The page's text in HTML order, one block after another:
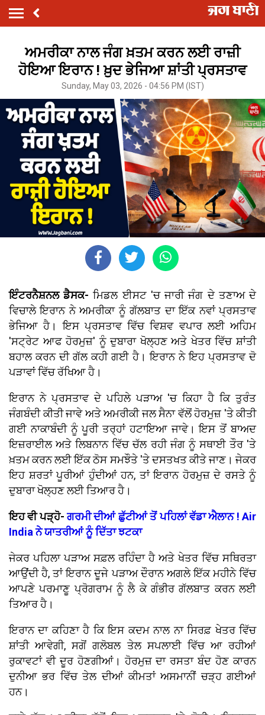
ਅਮਰੀਕਾ ਨਾਲ ਜੰਗ ਖ਼ਤਮ ਕਰਨ ਲਈ ਰਾਜ਼ੀ
ਹੋਇਆ ਇਰਾਨ ! ਖ਼ੁਦ ਭੇਜਿਆ ਸ਼ਾਂਤੀ ਪ੍ਰਸਤਾਵ
Sunday, May 03, 2026 - 04:56 PM (IST)
ਇੰਟਰਨੈਸ਼ਨਲ ਡੈਸਕ-ਮਿਡਲ ਈਸਟ 'ਚ ਜਾਰੀ ਜੰਗ ਦੇ ਤਣਾਅ ਦੇ
ਵਿਚਾਲੇ ਇਰਾਨ ਨੇ ਅਮਰੀਕਾ ਨੂੰ ਗੱਲਬਾਤ ਦਾ ਇੱਕ ਨਵਾਂ ਪ੍ਰਸਤਾਵ
ਭੇਜਿਆ ਹੈ। ਇਸ ਪ੍ਰਸਤਾਵ ਵਿੱਚ ਵਿਸ਼ਵ ਵਪਾਰ ਲਈ ਅਹਿਮ
'ਸਟ੍ਰੇਟ ਆਫ ਹੋਰਮੁਜ਼' ਨੂੰ ਦੁਬਾਰਾ ਖੋਲ੍ਹਣ ਅਤੇ ਖੇਤਰ ਵਿੱਚ ਸ਼ਾਂਤੀ
ਬਹਾਲ ਕਰਨ ਦੀ ਗੱਲ ਕਹੀ ਗਈ ਹੈ। ਇਰਾਨ ਨੇ ਇਹ ਪ੍ਰਸਤਾਵ ਦੋ
ਪੜਾਵਾਂ ਵਿੱਚ ਰੱਖਿਆ ਹੈ।
ਇਰਾਨ ਨੇ ਪ੍ਰਸਤਾਵ ਦੇ ਪਹਿਲੇ ਪੜਾਅ 'ਚ ਕਿਹਾ ਹੈ ਕਿ ਤੁਰੰਤ
ਜੰਗਬੰਦੀ ਕੀਤੀ ਜਾਵੇ ਅਤੇ ਅਮਰੀਕੀ ਜਲ ਸੈਨਾ ਵੱਲੋਂ ਹੋਰਮੁਜ਼ 'ਤੇ ਕੀਤੀ
ਗਈ ਨਾਕਾਬੰਦੀ ਨੂੰ ਪੂਰੀ ਤਰ੍ਹਾਂ ਹਟਾਇਆ ਜਾਵੇ। ਇਸ ਤੋਂ ਬਾਅਦ
ਇਜ਼ਰਾਈਲ ਅਤੇ ਲਿਬਨਾਨ ਵਿੱਚ ਚੱਲ ਰਹੀ ਜੰਗ ਨੂੰ ਸਥਾਈ ਤੌਰ 'ਤੇ
ਖ਼ਤਮ ਕਰਨ ਲਈ ਇੱਕ ਠੋਸ ਸਮਝੌਤੇ 'ਤੇ ਦਸਤਖਤ ਕੀਤੇ ਜਾਣ। ਜੇਕਰ
ਇਹ ਸ਼ਰਤਾਂ ਪੂਰੀਆਂ ਹੁੰਦੀਆਂ ਹਨ, ਤਾਂ ਇਰਾਨ ਹੋਰਮੁਜ਼ ਦੇ ਰਸਤੇ ਨੂੰ
ਦੁਬਾਰਾ ਖੋਲ੍ਹਣ ਲਈ ਤਿਆਰ ਹੈ।
ਇਹ ਵੀ ਪੜ੍ਹੋ-ਗਰਮੀ ਦੀਆਂ ਛੁੱਟੀਆਂ ਤੋਂ ਪਹਿਲਾਂ ਵੱਡਾ ਐਲਾਨ ! Air
India ਨੇ ਯਾਤਰੀਆਂ ਨੂੰ ਦਿੱਤਾ ਝਟਕਾ
ਜੇਕਰ ਪਹਿਲਾ ਪੜਾਅ ਸਫ਼ਲ ਰਹਿੰਦਾ ਹੈ ਅਤੇ ਖੇਤਰ ਵਿੱਚ ਸਥਿਰਤਾ
ਆਉਂਦੀ ਹੈ, ਤਾਂ ਇਰਾਨ ਦੂਜੇ ਪੜਾਅ ਦੌਰਾਨ ਅਗਲੇ ਇੱਕ ਮਹੀਨੇ ਵਿੱਚ
ਆਪਣੇ ਪਰਮਾਣੂ ਪ੍ਰੋਗਰਾਮ ਨੂੰ ਲੈ ਕੇ ਗੰਭੀਰ ਗੱਲਬਾਤ ਕਰਨ ਲਈ
ਤਿਆਰ ਹੈ।
ਇਰਾਨ ਦਾ ਕਹਿਣਾ ਹੈ ਕਿ ਇਸ ਕਦਮ ਨਾਲ ਨਾ ਸਿਰਫ਼ ਖੇਤਰ ਵਿੱਚ
ਸ਼ਾਂਤੀ ਆਵੇਗੀ, ਸਗੋਂ ਗਲੋਬਲ ਤੇਲ ਸਪਲਾਈ ਵਿੱਚ ਆ ਰਹੀਆਂ
ਰੁਕਾਵਟਾਂ ਵੀ ਦੂਰ ਹੋਣਗੀਆਂ। ਹੋਰਮੁਜ਼ ਦਾ ਰਸਤਾ ਬੰਦ ਹੋਣ ਕਾਰਨ
ਦੁਨੀਆ ਭਰ ਵਿੱਚ ਤੇਲ ਦੀਆਂ ਕੀਮਤਾਂ ਅਸਮਾਨੀਂ ਚੜ੍ਹ ਗਈਆਂ
ਹਨ।